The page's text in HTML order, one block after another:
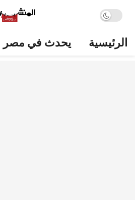
الرئيسية يحدث في مصر